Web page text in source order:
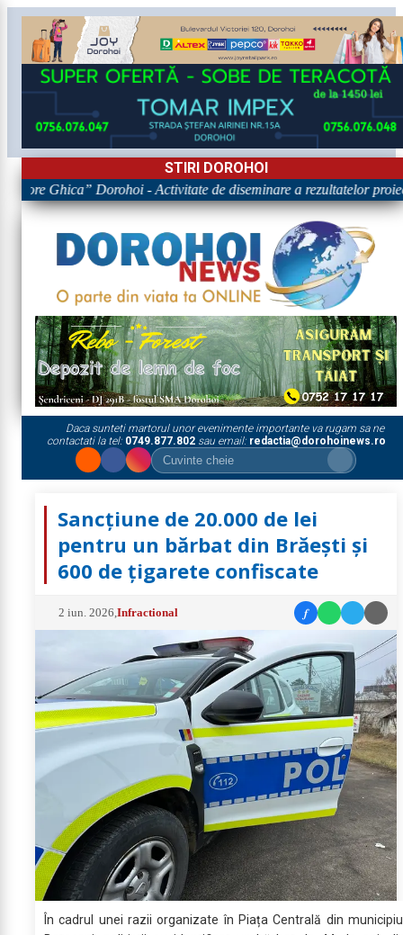
STIRI DOROHOI
Ghica” Dorohoi - Activitate de diseminare a rezultatelor
Daca sunteti martorul unor evenimente importante va rugam sa ne
contactati la tel: 0749.877.802sau email: redactia@dorohoinews.ro
Sancțiune de 20.000 de lei
pentru un bărbat din Brăești și
600 de țigarete confiscate
2 iun. 2026 ,Infractional f
În cadrul unei razii organizate în Piața Centrală din